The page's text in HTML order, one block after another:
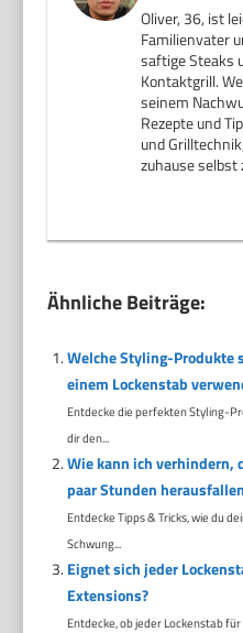
Oliver, 36, ist
Familienvater
saftige Steaks
Kontaktgrill.
seinem
Rezepte und
und
zuhause selbst
Ähnliche Beiträge:
Welche Styling-Produkte
einem Lockenstab
Entdecke die perfekten Styling-
dir den...
Wie kann ich verhindern,
paar Stunden
Entdecke Tipps & Tricks, wie du
Schwung...
Eignet sich jeder
Extensions?
Entdecke, ob jeder Lockenstab